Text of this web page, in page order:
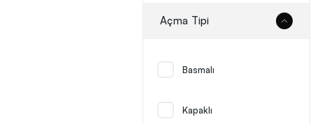
Açma Tipi
Basmalı
Kapaklı